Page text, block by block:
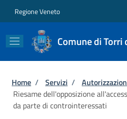
Regione Veneto
Comune di Torri
Briciole di pane
Home / Servizi /
Riesame dell'opposizione
da parte di controinteressati